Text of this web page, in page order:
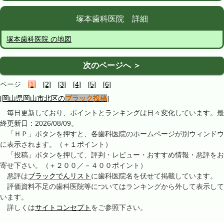
塚本歯科医院 詳細
塚本歯科医院 の地図
次のページへ ＞
ページ [1] [2] [3] [4] [5]
[6]
[岡山県岡山市北区のブラック投稿]
毎日更新しており、ポイントとランキングは日々変化しています。最
終更新日：2026/08/09。
「ＨＰ」ボタンを押すと、各歯科医院のホームページが別ウィンドウ
に表示されます。（＋１ポイント）
「投稿」ボタンを押して、評判・レビュー・おすすめ情報・悪評をお
寄せ下さい。（＋２００／－４００ポイント）
悪評はブラックでんリスト に歯科医院名を伏せて掲載しています。
評価資料不足の歯科医院等についてはランキングから外して表示して
います。
詳しくはサイトコンセプト をご参照下さい。